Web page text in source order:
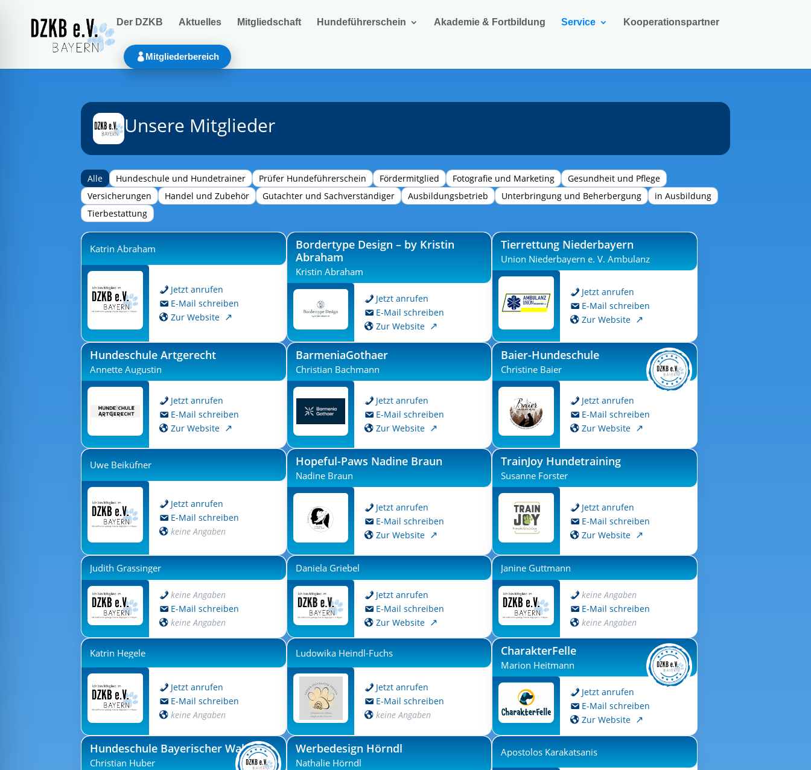
Der DZKB Aktuelles Mitgliedschaft Hundeführerschein Akademie & Fortbildung Service Kooperationspartner
Mitgliederbereich
Unsere Mitglieder
Alle Hundeschule und Hundetrainer Prüfer Hundeführerschein Fördermitglied Fotografie und Marketing
Gesundheit und Pflege
Versicherungen
Handel und Zubehör Gutachter und Sachverständiger Ausbildungsbetrieb Unterbringung und Beherbergung
in Ausbildung
Tierbestattung
Katrin Abraham
Jetzt anrufen
E-Mail schreiben
Zur Website
Bordertype Design – by Kristin
Abraham
Kristin Abraham
Jetzt anrufen
E-Mail schreiben
Zur Website
Tierrettung Niederbayern
Union Niederbayern e. V. Ambulanz
Jetzt anrufen
E-Mail schreiben
Zur Website
Hundeschule Artgerecht
Annette Augustin
Jetzt anrufen
E-Mail schreiben
Zur Website
BarmeniaGothaer
Christian Bachmann
Jetzt anrufen
E-Mail schreiben
Zur Website
Baier-Hundeschule
Christine Baier
Jetzt anrufen
E-Mail schreiben
Zur Website
Uwe Beiküfner
Jetzt anrufen
E-Mail schreiben
keine Angaben
Hopeful-Paws Nadine Braun
Nadine Braun
Jetzt anrufen
E-Mail schreiben
Zur Website
TrainJoy Hundetraining
Susanne Forster
Jetzt anrufen
E-Mail schreiben
Zur Website
Judith Grassinger
keine Angaben
E-Mail schreiben
keine Angaben
Daniela Griebel
Jetzt anrufen
E-Mail schreiben
Zur Website
Janine Guttmann
keine Angaben
E-Mail schreiben
keine Angaben
Katrin Hegele
Jetzt anrufen
E-Mail schreiben
keine Angaben
Ludowika Heindl-Fuchs
Jetzt anrufen
E-Mail schreiben
keine Angaben
CharakterFelle
Marion Heitmann
Jetzt anrufen
E-Mail schreiben
Zur Website
Hundeschule Bayerischer Wald
Christian Huber
Werbedesign Hörndl
Nathalie Hörndl
Apostolos Karakatsanis